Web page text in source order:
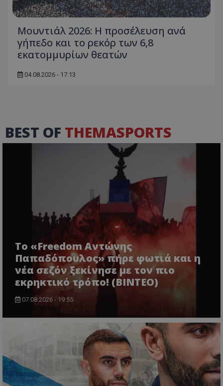
Μουντιάλ 2026: Η προσέλευση ανά
γήπεδο και το ρεκόρ των 6,8
εκατομμυρίων θεατών
04.08.2026 - 17:13
BEST OF THEMASPORTS
Το «Freedom Αντώνης
Παπαδόπουλος» πήρε φωτιά και η
νέα σεζόν ξεκίνησε με τον πιο
εκρηκτικό τρόπο! (ΒΙΝΤΕΟ)
07.08.2026 - 19:55